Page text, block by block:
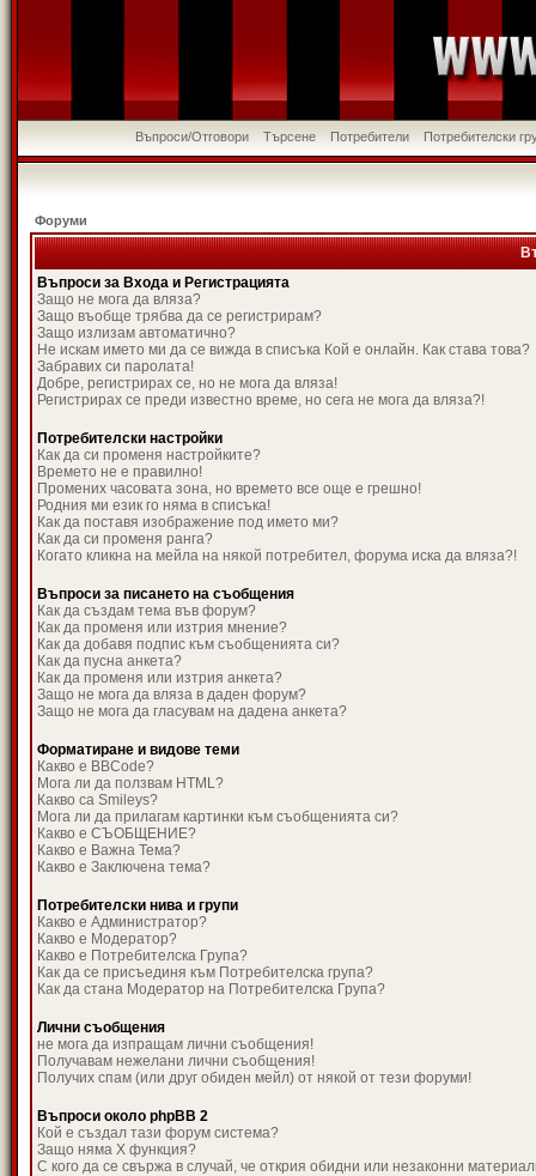
Въпроси/Отговори Търсене Потребители Потребителски
Форуми
Въпроси за Входа и Регистрацията
Защо не мога да вляза?
Защо въобще трябва да се регистрирам?
Защо излизам автоматично?
Не искам името ми да се вижда в списъка Кой е онлайн. Как става това?
Забравих си паролата!
Добре, регистрирах се, но не мога да вляза!
Регистрирах се преди известно време, но сега не мога да вляза?!
Потребителски настройки
Как да си променя настройките?
Времето не е правилно!
Промених часовата зона, но времето все още е грешно!
Родния ми език го няма в списъка!
Как да поставя изображение под името ми?
Как да си променя ранга?
Когато кликна на мейла на някой потребител, форума иска да вляза?!
Въпроси за писането на съобщения
Как да създам тема във форум?
Как да променя или изтрия мнение?
Как да добавя подпис към съобщенията си?
Как да пусна анкета?
Как да променя или изтрия анкета?
Защо не мога да вляза в даден форум?
Защо не мога да гласувам на дадена анкета?
Форматиране и видове теми
Какво е BBCode?
Мога ли да ползвам HTML?
Какво са Smileys?
Мога ли да прилагам картинки към съобщенията си?
Какво е СЪОБЩЕНИЕ?
Какво е Важна Тема?
Какво е Заключена тема?
Потребителски нива и групи
Какво е Администратор?
Какво е Модератор?
Какво е Потребителска Група?
Как да се присъединя към Потребителска група?
Как да стана Модератор на Потребителска Група?
Лични съобщения
не мога да изпращам лични съобщения!
Получавам нежелани лични съобщения!
Получих спам (или друг обиден мейл) от някой от тези форуми!
Въпроси около phpBB 2
Кой е създал тази форум система?
Защо няма X функция?
С кого да се свържа в случай, че открия обидни или незаконни